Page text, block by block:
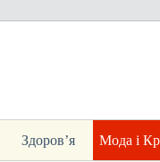
Здоров’я Мода і